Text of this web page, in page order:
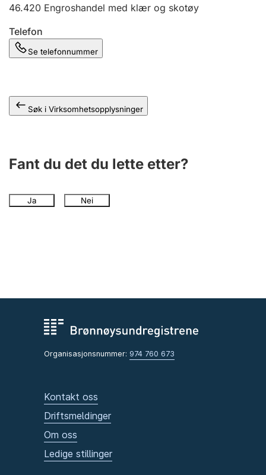
46.420 Engroshandel med klær og skotøy
Telefon
Se telefonnummer
Søk i Virksomhetsopplysninger
Fant du det du lette etter?
Ja Nei
Organisasjonsnummer: 974 760 673
Kontakt oss
Driftsmeldinger
Om oss
Ledige stillinger